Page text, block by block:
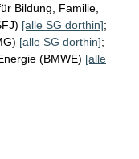
Bildung, Familie,
[alle SG dorthin];
[alle SG dorthin];
(BMWE) [alle